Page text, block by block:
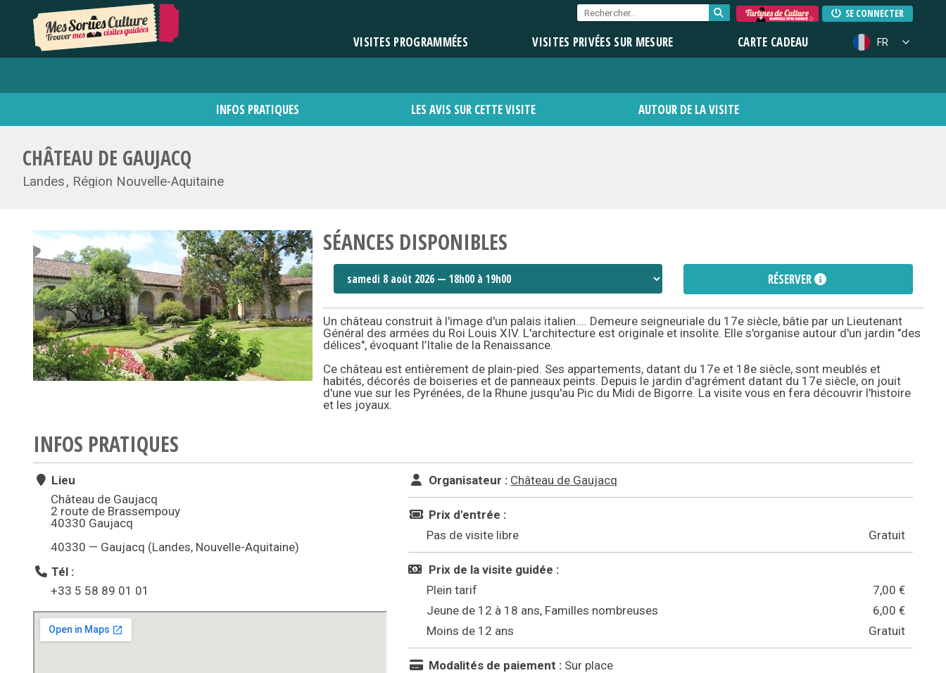
SE CONNECTER
VISITES PROGRAMMÉES VISITES PRIVÉES SUR MESURE CARTE CADEAU FR
INFOS PRATIQUES LES AVIS SUR CETTE VISITE AUTOUR DE LA VISITE
CHÂTEAU DE GAUJACQ
Landes Région Nouvelle-Aquitaine
SÉANCES DISPONIBLES
RÉSERVER
Un château construit à l'image d'un palais italien.... Demeure seigneuriale du 17e siècle, bâtie par un Lieutenant
Général des armées du Roi Louis XIV. L'architecture est originale et insolite. Elle s'organise autour d'un jardin "des
délices", évoquant l’Italie de la Renaissance.
Ce château est entièrement de plain-pied. Ses appartements, datant du 17e et 18e siècle, sont meublés et
habités, décorés de boiseries et de panneaux peints. Depuis le jardin d'agrément datant du 17e siècle, on jouit
d'une vue sur les Pyrénées, de la Rhune jusqu'au Pic du Midi de Bigorre. La visite vous en fera découvrir l'histoire
et les joyaux.
INFOS PRATIQUES
Lieu
Château de Gaujacq
2 route de Brassempouy
40330 Gaujacq
40330 — Gaujacq (Landes, Nouvelle-Aquitaine)
Tél :
+33 5 58 89 01 01
Organisateur : Château de Gaujacq
Prix d'entrée :
Pas de visite libre
Gratuit
Prix de la visite guidée :
Plein tarif
7,00 €
Jeune de 12 à 18 ans, Familles nombreuses
6,00 €
Moins de 12 ans
Gratuit
Modalités de paiement : Sur place